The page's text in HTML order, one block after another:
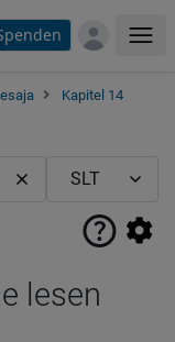
Kapitel 14
lesen